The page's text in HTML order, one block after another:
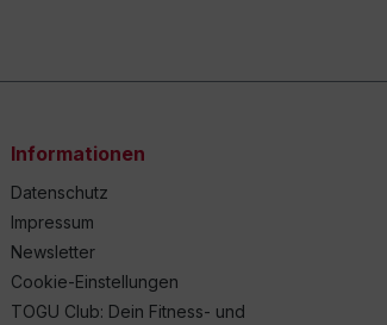
Informationen
Datenschutz
Impressum
Newsletter
Cookie-Einstellungen
TOGU Club: Dein Fitness- und